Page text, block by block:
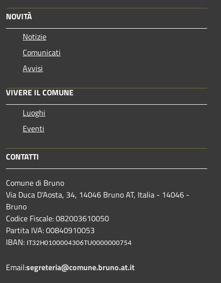
NOVITÀ
Notizie
Comunicati
Avvisi
VIVERE IL COMUNE
Luoghi
Eventi
CONTATTI
Comune di Bruno
Via Duca D'Aosta, 34, 14046 Bruno AT, Italia - 14046 -
Bruno
Codice Fiscale: 082003610050
Partita IVA: 00840910053
IBAN: IT32H0100004306TU0000000754
Email:segreteria@comune.bruno.at.it